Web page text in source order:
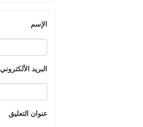
الإسم
البريد الألكتروني
عنوان التعليق